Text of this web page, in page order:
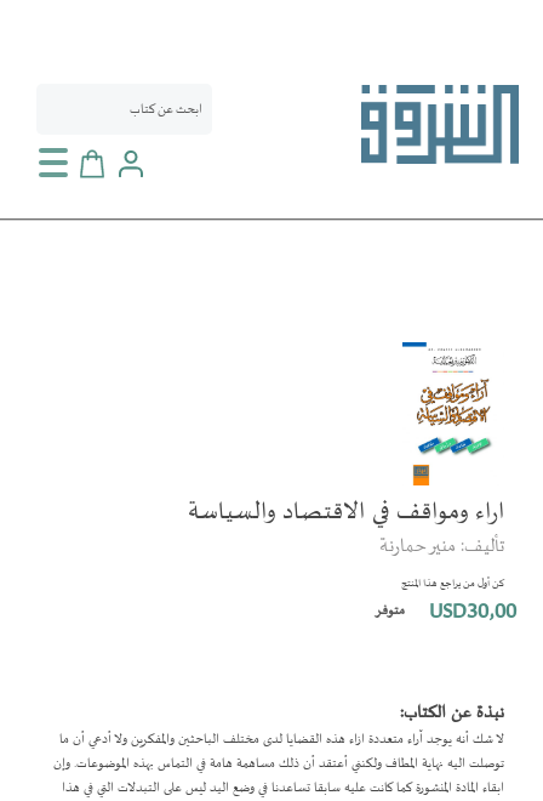
سلة التسوق
اراء ومواقف في الاقتصاد والسياسة
تأليف: منير حمارنة
كن أول من يراجع هذا المنتج
USD30٫00 متوفر
نبذة عن الكتاب:
لا شك أنه يوجد آراء متعددة ازاء هذه القضايا لدى مختلف الباحثين والمفكرين ولا أدعي أن ما
توصلت اليه نهاية المطاف ولكنني أعتقد أن ذلك مساهمة هامة في التماس بهذه الموضوعات. وإن
ابقاء المادة المنشورة كما كانت عليه سابقا تساعدنا في وضع اليد ليس على التبدلات التي في هذا
انتقل
النهاية
معرض
الصور
تخطي
إلى
بداية
معرض
الصور